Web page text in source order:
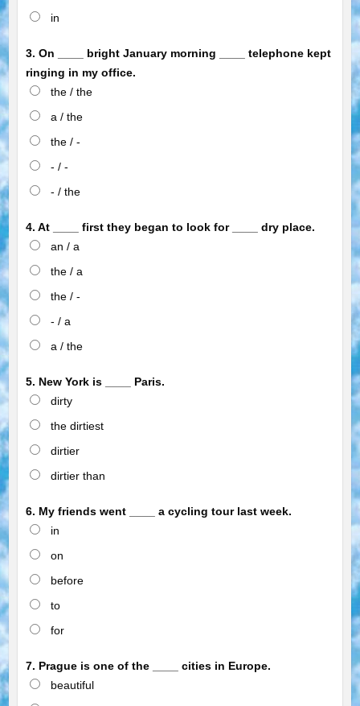
in
3. On ____ bright January morning ____ telephone kept
ringing in my office.
the / the
a / the
the / -
- / -
- / the
4. At ____ first they began to look for ____ dry place.
an / a
the / a
the / -
- / a
a / the
5. New York is ____ Paris.
dirty
the dirtiest
dirtier
dirtier than
6. My friends went ____ a cycling tour last week.
in
on
before
to
for
7. Prague is one of the ____ cities in Europe.
beautiful